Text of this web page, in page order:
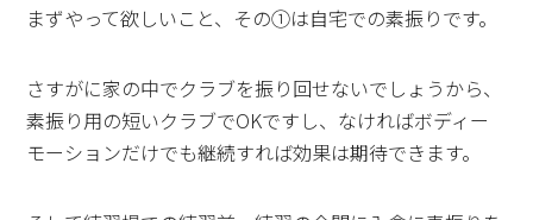
まずやって欲しいこと、その①は自宅での素振りです。
さすがに家の中でクラブを振り回せないでしょうから、
素振り用の短いクラブでOKですし、なければボディー
モーションだけでも継続すれば効果は期待できます。